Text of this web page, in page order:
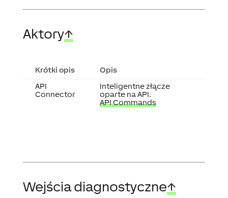
Aktory↑
Krótki opis
Opis
API
Connector
Inteligentne złącze
oparte na API.
API Commands
Wejścia diagnostyczne↑